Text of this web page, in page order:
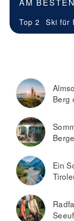
Top 2 Ski für
Berg
Ein